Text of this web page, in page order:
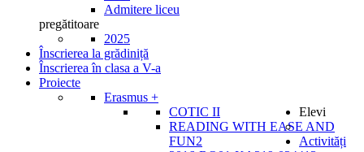
Admitere liceu
pregătitoare
2025
Înscrierea la grădiniță
Înscrierea în clasa a V-a
Proiecte
Erasmus +
COTIC II
READING WITH EASE AND
FUN2
Elevi
Activități